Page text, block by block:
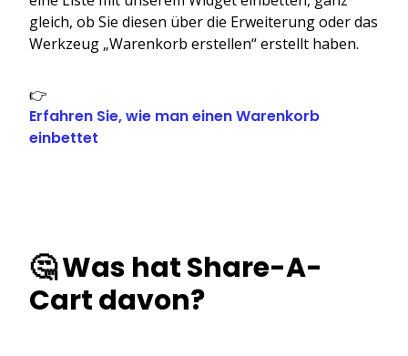
gleich, ob Sie diesen über die Erweiterung oder das
Werkzeug „Warenkorb erstellen“ erstellt haben.
👉
Erfahren Sie, wie man einen Warenkorb
einbettet
🤔 Was hat Share-A-
Cart davon?